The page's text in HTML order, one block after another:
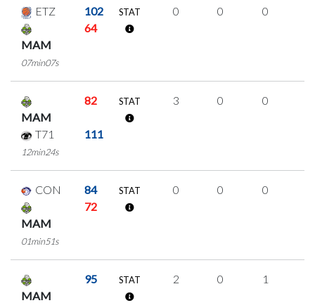
ETZ 102
MAM
64
07min07s
STAT 0 0 0
MAM
82
T71 111
12min24s
STAT 3 0 0
CON 84
MAM
72
01min51s
STAT 0 0 0
MAM
95 STAT 2 0 1